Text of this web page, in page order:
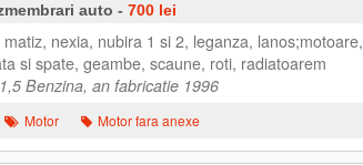
auto - 700 lei
nexia, nubira 1 si 2, leganza, lanos;motoare,
si spate, geambe, scaune, roti, radiatoarem
Benzina, an fabricatie 1996
Motor Motor fara anexe